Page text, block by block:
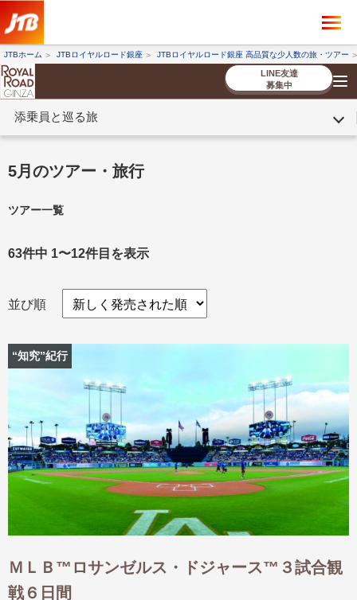
JTBホーム JTBロイヤルロード銀座 JTBロイヤルロード銀座 高品質な少人数の旅・ツアー
LINE友達
募集中
添乗員と巡る旅
お客様へのご案内
コンシェルジ
ュ紹介
お申し込み
の流れ
条件から探す
出発地とエリア
出発月
1月
2月 3月 4月
5月
6月
7月 8月
9月
10月
11月
12月
ゴールデンウィーク
ブランド
条件から探す
出発地とエリア
出発月
冬の国内旅行
1月
8月
9月
10月 11月
12月
お盆・夏休み
年末年始
四季彩紀行
5月のツアー・旅行
ツアー一覧
63件中 1〜12件目を表示
並び順
“知究”紀行
ＭＬＢ™ロサンゼルス・ドジャース™３試合観
戦６日間
ツアーを探す ×
海外ツアー 国内ツアー